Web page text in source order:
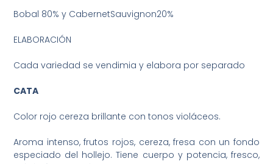
Bobal 80% y CabernetSauvignon20%
ELABORACIÓN
Cada variedad se vendimia y elabora por separado
CATA
Color rojo cereza brillante con tonos violáceos.
Aroma intenso, frutos rojos, cereza, fresa con un fondo
especiado del hollejo. Tiene cuerpo y potencia, fresco,